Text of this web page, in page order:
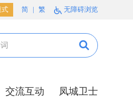
式 简 繁 无障碍浏览
交流互动 凤城卫士